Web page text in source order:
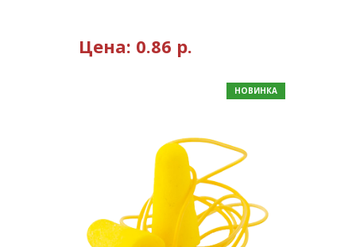
Цена: 0.86 р.
НОВИНКА